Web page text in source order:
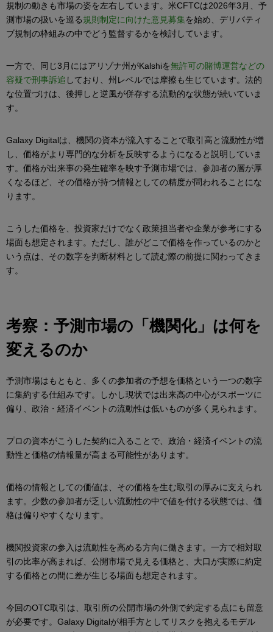
規制の動きも市場の姿を左右しています。米CFTCは2026年3月、予
測市場の扱いを巡る規則制定に向けた意見募集を始め、デリバティ
ブ規制の枠組みの中でどう監督するかを検討しています。
一方で、同じ3月にはアリゾナ州がKalshiを無許可の賭博運営などの
容疑で刑事訴追 しており、州レベルでは摩擦も生じています。法的
な位置づけは、後押しと逆風が併存する流動的な状態が続いていま
す。
Galaxy Digitalは、機関の資本が流入することで取引高と流動性が増
し、価格がより専門的な分析を反映するようになると説明していま
す。価格が出来事の発生確率を映す予測市場では、参加者の層が厚
くなるほど、その価格が持つ情報としての精度が問われることにな
ります。
こうした価格を、投資家だけでなく政策担当者や企業が参考にする
場面も想定されます。ただし、誰がどこで価格を作っているのかと
いう点は、その数字を判断材料として読む際の前提に関わってきま
す。
考察：予測市場の「機関化」は何を
変えるのか
予測市場はもともと、多くの参加者の予想を価格という一つの数字
に集約する仕組みです。しかし現状では出来高の中心がスポーツに
偏り、政治・経済イベントの流動性は低いものが多く見られます。
プロの資本がこうした契約に入ることで、政治・経済イベントの流
動性と価格の情報量が高まる可能性があります。
価格の情報としての価値は、その価格を生む取引の厚みに支えられ
ます。少数の参加者が乏しい流動性の中で値を付ける状態では、価
格は偏りやすくなります。
機関投資家の参入は流動性を高める方向に働きます。一方で相対取
引の比率が高まれば、公開市場で見える価格と、大口が実際に約定
する価格との間に差が生じる場面も想定されます。
今回のOTC取引は、取引所の公開市場の外側で約定する点にも留意
が必要です。Galaxy Digitalが相手方としてリスクを抱えるモデル